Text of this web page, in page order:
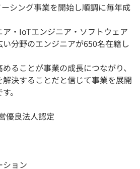
シング事業を開始し順調に毎年成
・IoTエンジニア・ソフトウェア
分野のエンジニアが650名在籍し
ることが事業の成長につながり、
決することだと信じて事業を展開
。
優良法人認定
ション